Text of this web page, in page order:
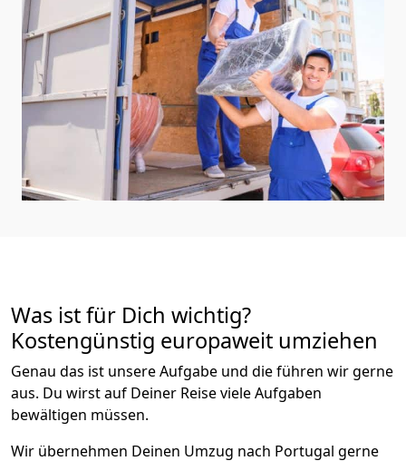
Was ist für Dich wichtig?
Kostengünstig europaweit umziehen
Genau das ist unsere Aufgabe und die führen wir gerne
aus. Du wirst auf Deiner Reise viele Aufgaben
bewältigen müssen.
Wir übernehmen Deinen Umzug nach Portugal gerne